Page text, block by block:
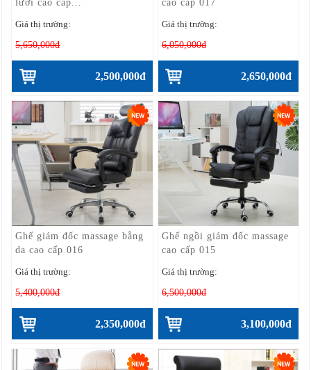
lưới cao cấp...
Giá thị trường:
5,650,000đ
2,500,000đ
cao cấp 017
Giá thị trường:
6,050,000đ
2,650,000đ
Ghế giám đốc massage bằng
da cao cấp 016
Giá thị trường:
5,400,000đ
2,350,000đ
Ghế ngồi giám đốc massage
cao cấp 015
Giá thị trường:
6,500,000đ
3,100,000đ